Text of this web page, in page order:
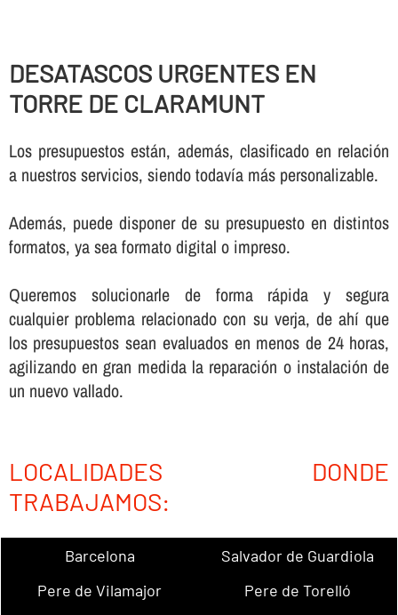
DESATASCOS URGENTES EN
TORRE DE CLARAMUNT
Los presupuestos están, además, clasificado en relación
a nuestros servicios, siendo todaví­a más personalizable.
Además, puede disponer de su presupuesto en distintos
formatos, ya sea formato digital o impreso.
Queremos solucionarle de forma rápida y segura
cualquier problema relacionado con su verja, de ahí­ que
los presupuestos sean evaluados en menos de 24 horas,
agilizando en gran medida la reparación o instalación de
un nuevo vallado.
LOCALIDADES DONDE
TRABAJAMOS:
Barcelona
Salvador de Guardiola
Pere de Vilamajor
Pere de Torelló